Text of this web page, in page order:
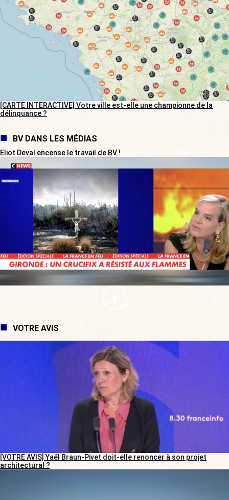
[CARTE INTERACTIVE] Votre ville est-elle une championne de la
délinquance ?
BV DANS LES MÉDIAS
Eliot Deval encense le travail de BV !
VOTRE AVIS
[VOTRE AVIS] Yaël Braun-Pivet doit-elle renoncer à son projet
architectural ?